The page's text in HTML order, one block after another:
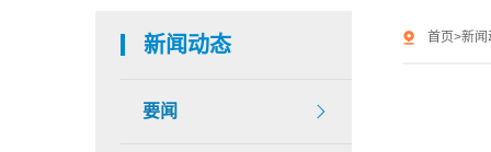
新闻动态
要闻
首页>新闻